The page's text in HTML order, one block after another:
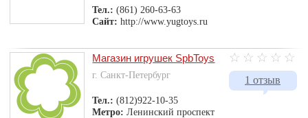
Тел.:(861) 260-63-63
Сайт: http://www.yugtoys.ru
1 отзыв
Магазин игрушек SpbToys
г. Санкт-Петербург
Тел.:(812)922-10-35
Метро:Ленинский проспект